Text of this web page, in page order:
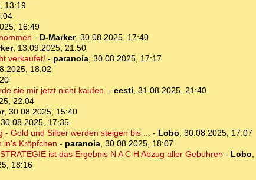
13:19
16:49
- D-Marker, 30.08.2025, 17:40
, 13.09.2025, 21:50
verkaufet! - paranoia, 30.08.2025, 17:17
18:02
sie mir jetzt nicht kaufen. - eesti, 31.08.2025, 21:40
22:04
, 30.08.2025, 15:40
30.08.2025, 17:35
- Gold und Silber werden steigen bis ... - Lobo, 30.08.2025, 17:07
in's Kröpfchen - paranoia, 30.08.2025, 18:07
ist das Ergebnis N A C H Abzug aller Gebühren - Lobo,
18:16